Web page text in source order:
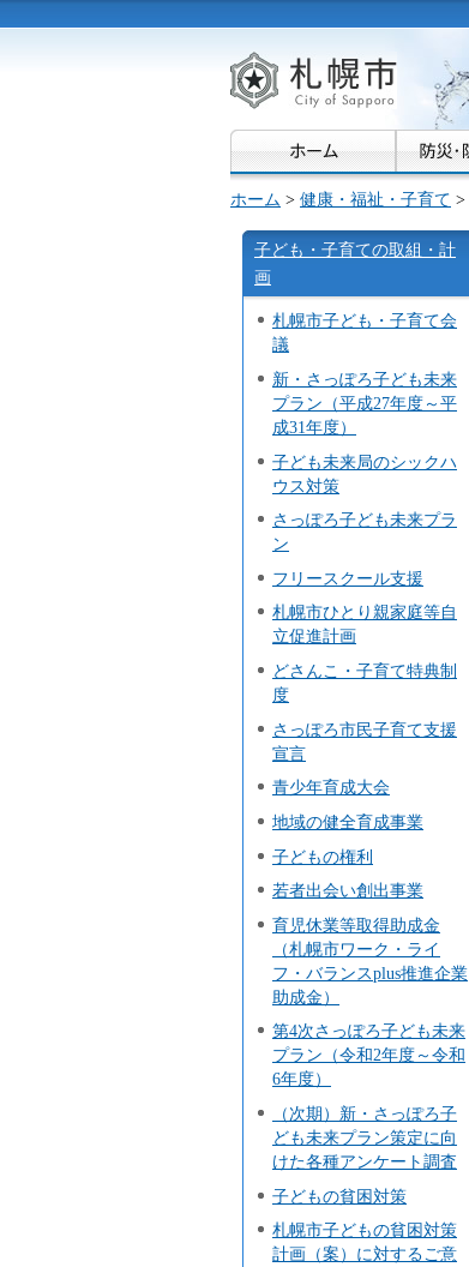
札幌市
ホーム > 健康・福祉・子育て >
子ども・子育ての取組・計
画
札幌市子ども・子育て会
議
新・さっぽろ子ども未来
プラン（平成27年度～平
成31年度）
子ども未来局のシックハ
ウス対策
さっぽろ子ども未来プラ
ン
フリースクール支援
札幌市ひとり親家庭等自
立促進計画
どさんこ・子育て特典制
度
さっぽろ市民子育て支援
宣言
青少年育成大会
地域の健全育成事業
子どもの権利
若者出会い創出事業
育児休業等取得助成金
（札幌市ワーク・ライ
フ・バランスplus推進企業
助成金）
第4次さっぽろ子ども未来
プラン（令和2年度～令和
6年度）
（次期）新・さっぽろ子
ども未来プラン策定に向
けた各種アンケート調査
子どもの貧困対策
札幌市子どもの貧困対策
計画（案）に対するご意